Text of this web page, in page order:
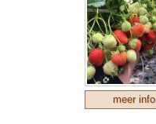
meer info